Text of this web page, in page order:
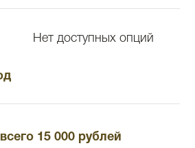
Нет доступных опций
15 000 рублей